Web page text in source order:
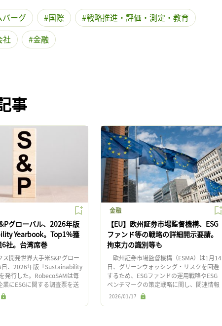
バーグ 国際
戦略推進・評価・測定・教育
社 金融
事
グローバル、2026年版
Yearbook。Top1%獲
社。台湾席巻
開発世界大手米S&Pグロー
日、2026年版「Sustainability
発行した。RobecoSAMは毎
業にESGに関する調査票を送
もと […]
金融
【EU】欧州証券市場監督機構、ESG
ファンド等の戦略の詳細開示要請。
拘束力の識別等も
欧州証券市場監督機構（ESMA）は1月14
日、グリーンウォッシング・リスクを回避
するため、ESGファンドの運用戦略やESG
ベンチマークの策定戦略に関し、関連情報
を明確にするよう要請するメモを市場参加
者に向けて発出した。 […]
2026/01/17